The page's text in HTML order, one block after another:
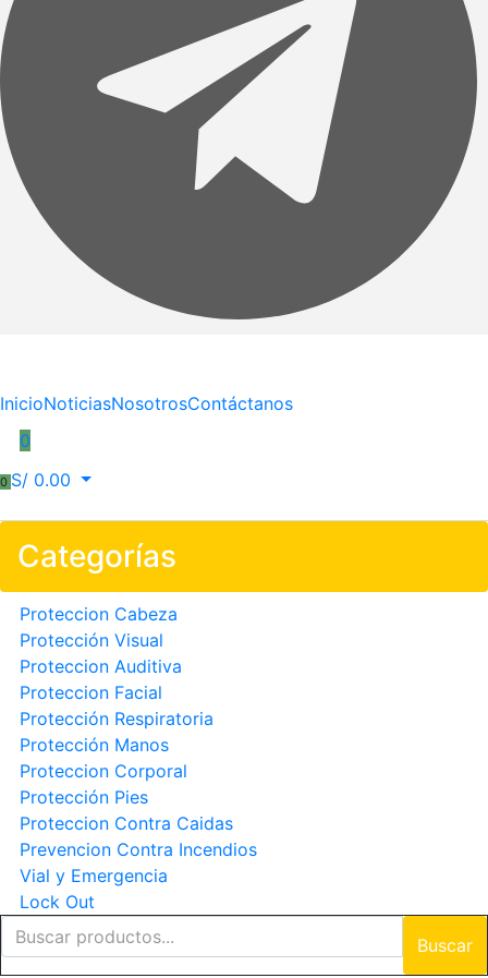
InicioNoticiasNosotrosContáctanos
0
0 S/ 0.00
Categorías
Proteccion Cabeza
Protección Visual
Proteccion Auditiva
Proteccion Facial
Protección Respiratoria
Protección Manos
Proteccion Corporal
Protección Pies
Proteccion Contra Caidas
Prevencion Contra Incendios
Vial y Emergencia
Lock Out
Buscar